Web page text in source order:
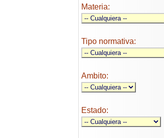
Materia:
Tipo normativa:
Ambito:
Estado: